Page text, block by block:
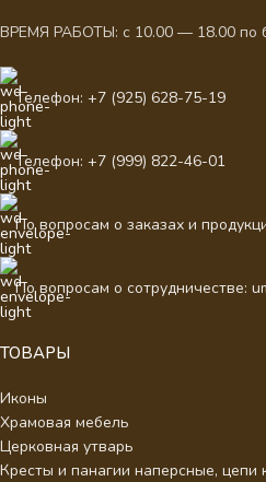
ВРЕМЯ РАБОТЫ: с 10.00 — 18.00 по
Телефон: +7 (925) 628-75-19
Телефон: +7 (999) 822-46-01
По вопросам о заказах и
По вопросам о сотрудничестве:
ТОВАРЫ
Иконы
Храмовая мебель
Церковная утварь
Кресты и панагии наперсные, цепи